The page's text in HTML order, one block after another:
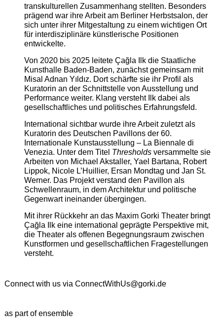
transkulturellen Zusammenhang stellten. Besonders
prägend war ihre Arbeit am Berliner Herbstsalon, der
sich unter ihrer Mitgestaltung zu einem wichtigen Ort
für interdisziplinäre künstlerische Positionen
entwickelte.
Von 2020 bis 2025 leitete Çağla Ilk die Staatliche
Kunsthalle Baden-Baden, zunächst gemeinsam mit
Misal Adnan Yıldız. Dort schärfte sie ihr Profil als
Kuratorin an der Schnittstelle von Ausstellung und
Performance weiter. Klang versteht Ilk dabei als
gesellschaftliches und politisches Erfahrungsfeld.
International sichtbar wurde ihre Arbeit zuletzt als
Kuratorin des Deutschen Pavillons der 60.
Internationale Kunstausstellung – La Biennale di
Venezia. Unter dem Titel Thresholdsversammelte sie
Arbeiten von Michael Akstaller, Yael Bartana, Robert
Lippok, Nicole L’Huillier, Ersan Mondtag und Jan St.
Werner. Das Projekt verstand den Pavillon als
Schwellenraum, in dem Architektur und politische
Gegenwart ineinander übergingen.
Mit ihrer Rückkehr an das Maxim Gorki Theater bringt
Çağla Ilk eine international geprägte Perspektive mit,
die Theater als offenen Begegnungsraum zwischen
Kunstformen und gesellschaftlichen Fragestellungen
versteht.
Connect with us via ConnectWithUs@gorki.de
as part of ensemble